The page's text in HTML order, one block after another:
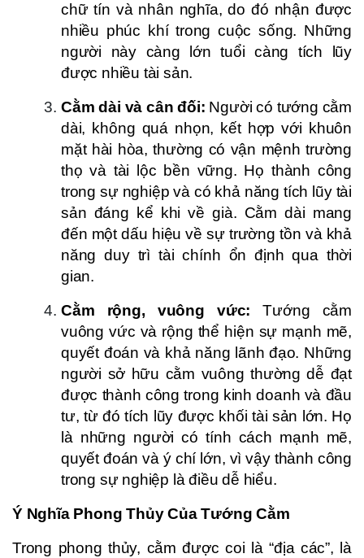
chữ tín và nhân nghĩa, do đó nhận được
nhiều phúc khí trong cuộc sống. Những
người này càng lớn tuổi càng tích lũy
được nhiều tài sản.
Cằm dài và cân đối: Người có tướng cằm
dài, không quá nhọn, kết hợp với khuôn
mặt hài hòa, thường có vận mệnh trường
thọ và tài lộc bền vững. Họ thành công
trong sự nghiệp và có khả năng tích lũy tài
sản đáng kể khi về già. Cằm dài mang
đến một dấu hiệu về sự trường tồn và khả
năng duy trì tài chính ổn định qua thời
gian.
Cằm rộng, vuông vức: Tướng cằm
vuông vức và rộng thể hiện sự mạnh mẽ,
quyết đoán và khả năng lãnh đạo. Những
người sở hữu cằm vuông thường dễ đạt
được thành công trong kinh doanh và đầu
tư, từ đó tích lũy được khối tài sản lớn. Họ
là những người có tính cách mạnh mẽ,
quyết đoán và ý chí lớn, vì vậy thành công
trong sự nghiệp là điều dễ hiểu.
Ý Nghĩa Phong Thủy Của Tướng Cằm
Trong phong thủy, cằm được coi là “địa các”, là